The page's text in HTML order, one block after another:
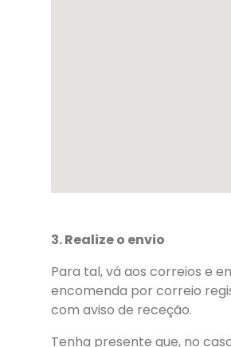
3. Realize o envio
Para tal, vá aos correios e
encomenda por correio
com aviso de receção.
Tenha presente que, no